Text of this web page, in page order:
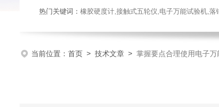
热门关键词： 橡胶硬度计,接触式五轮仪,电子万能试验机,落锤冲击试验机,数显
当前位置： 首页 > 技术文章 > 掌握要点合理使用电子万